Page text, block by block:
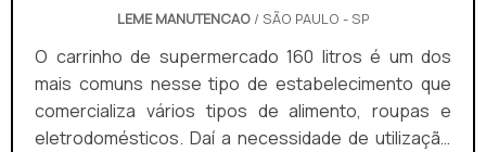
LEME MANUTENCAO/ SÃO PAULO - SP
O carrinho de supermercado 160 litros é um dos
mais comuns nesse tipo de estabelecimento que
comercializa vários tipos de alimento, roupas e
eletrodomésticos. Daí a necessidade de utilização